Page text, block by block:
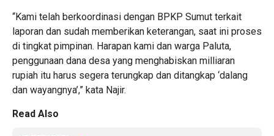
“Kami telah berkoordinasi dengan BPKP Sumut terkait
laporan dan sudah memberikan keterangan, saat ini proses
di tingkat pimpinan. Harapan kami dan warga Paluta,
penggunaan dana desa yang menghabiskan milliaran
rupiah itu harus segera terungkap dan ditangkap ‘dalang
dan wayangnya’,” kata Najir.
Read Also